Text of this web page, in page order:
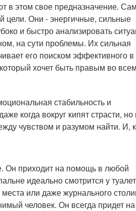
в этом свое предназначение.
цели. Они - энергичные, сильные
и быстро анализировать
на сути проблемы. Их сильная
его поиском эффективного в
хочет быть правым во
стабильность и
когда вокруг кипят страсти, но
чувством и разумом найти. И,
Он приходит на помощь в любой
идеально смотрится у
или даже журнального
человек. Он всегда придет на